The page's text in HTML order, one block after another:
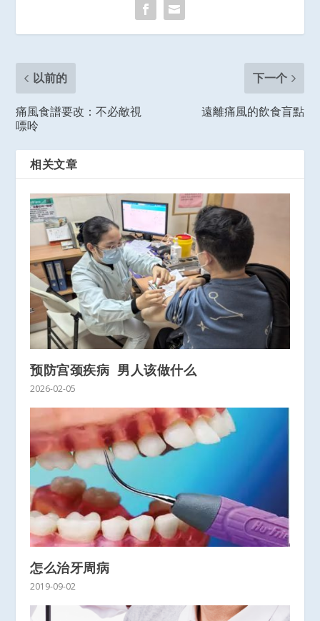
以前的
痛風食譜要改：不必敵視
嘌呤
下一个
遠離痛風的飲食盲點
相关文章
预防宫颈疾病 男人该做什么
2026-02-05
怎么治牙周病
2019-09-02